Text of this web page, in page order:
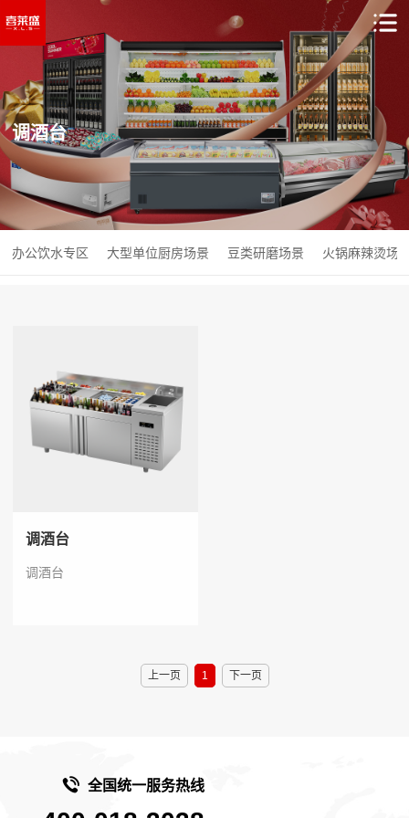
调酒台
办公饮水专区 大型单位厨房场景 豆类研磨场景 火锅麻辣烫场
调酒台
调酒台
上一页 1 下一页
全国统一服务热线